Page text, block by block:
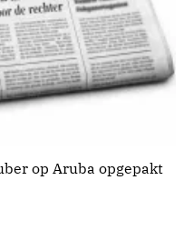
op Aruba opgepakt